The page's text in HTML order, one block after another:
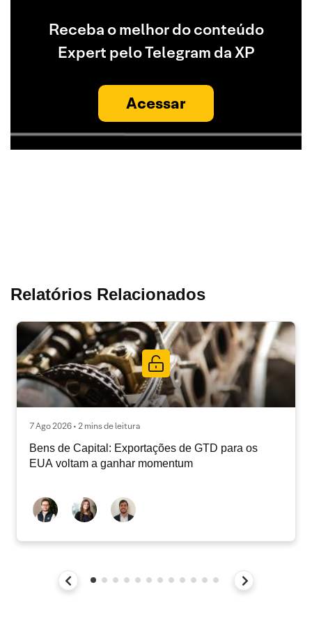
Receba o melhor do conteúdo
Expert pelo Telegram da XP
Acessar
Relatórios Relacionados
7 Ago 2026 • 2 mins de leitura
Bens de Capital: Exportações de GTD para os
EUA voltam a ganhar momentum